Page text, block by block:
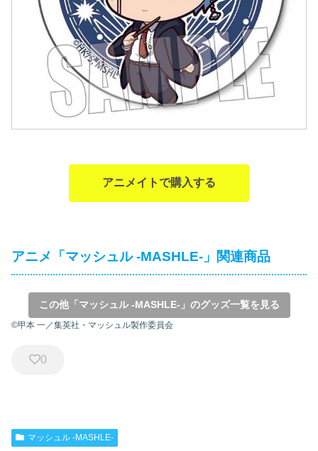
アニメイトで購入する
アニメ「マッシュル -MASHLE-」関連商品
この他「マッシュル -MASHLE-」のグッズ一覧を見る
©甲本 一／集英社・マッシュル製作委員会
0
マッシュル -MASHLE-